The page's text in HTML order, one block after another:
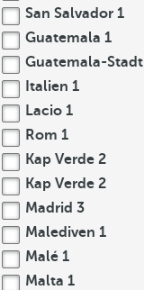
San Salvador 1
Guatemala 1
Guatemala-Stadt
Italien 1
Lacio 1
Rom 1
Kap Verde 2
Kap Verde 2
Madrid 3
Malediven 1
Malé 1
Malta 1